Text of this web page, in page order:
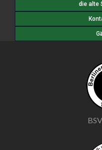
die alte